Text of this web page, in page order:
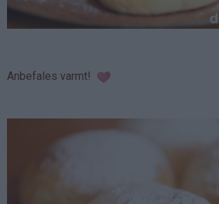
Anbefales varmt!